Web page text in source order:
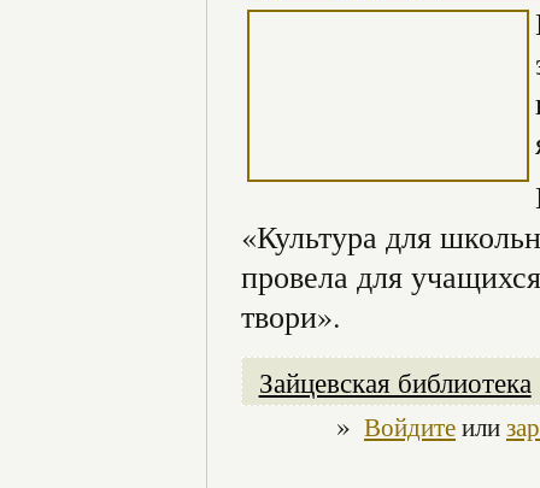
«Культура для
провела для
твори».
Зайцевская библиотека
» Войдитеили